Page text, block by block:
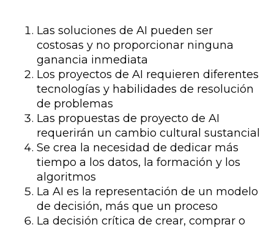
Las soluciones de AI pueden ser
costosas y no proporcionar ninguna
ganancia inmediata
Los proyectos de AI requieren diferentes
tecnologías y habilidades de resolución
de problemas
Las propuestas de proyecto de AI
requerirán un cambio cultural sustancial
Se crea la necesidad de dedicar más
tiempo a los datos, la formación y los
algoritmos
La AI es la representación de un modelo
de decisión, más que un proceso
La decisión crítica de crear, comprar o